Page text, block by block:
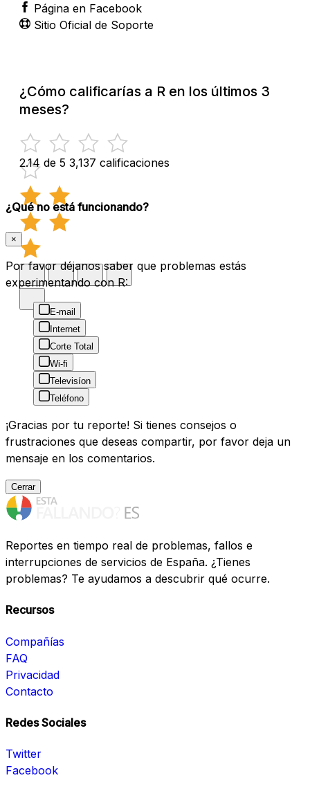
Página en Facebook
Sitio Oficial de Soporte
¿Cómo calificarías a R en los últimos 3
meses?
2.14 de 5 3,137 calificaciones
¿Qué no está funcionando?
×
Por favor déjanos saber que problemas estás
experimentando con R:
E-mail
Internet
Corte Total
Wi-fi
Televisíon
Teléfono
¡Gracias por tu reporte! Si tienes consejos o
frustraciones que deseas compartir, por favor deja un
mensaje en los comentarios.
Cerrar
Reportes en tiempo real de problemas, fallos e
interrupciones de servicios de España. ¿Tienes
problemas? Te ayudamos a descubrir qué ocurre.
Recursos
Compañías
FAQ
Privacidad
Contacto
Redes Sociales
Twitter
Facebook